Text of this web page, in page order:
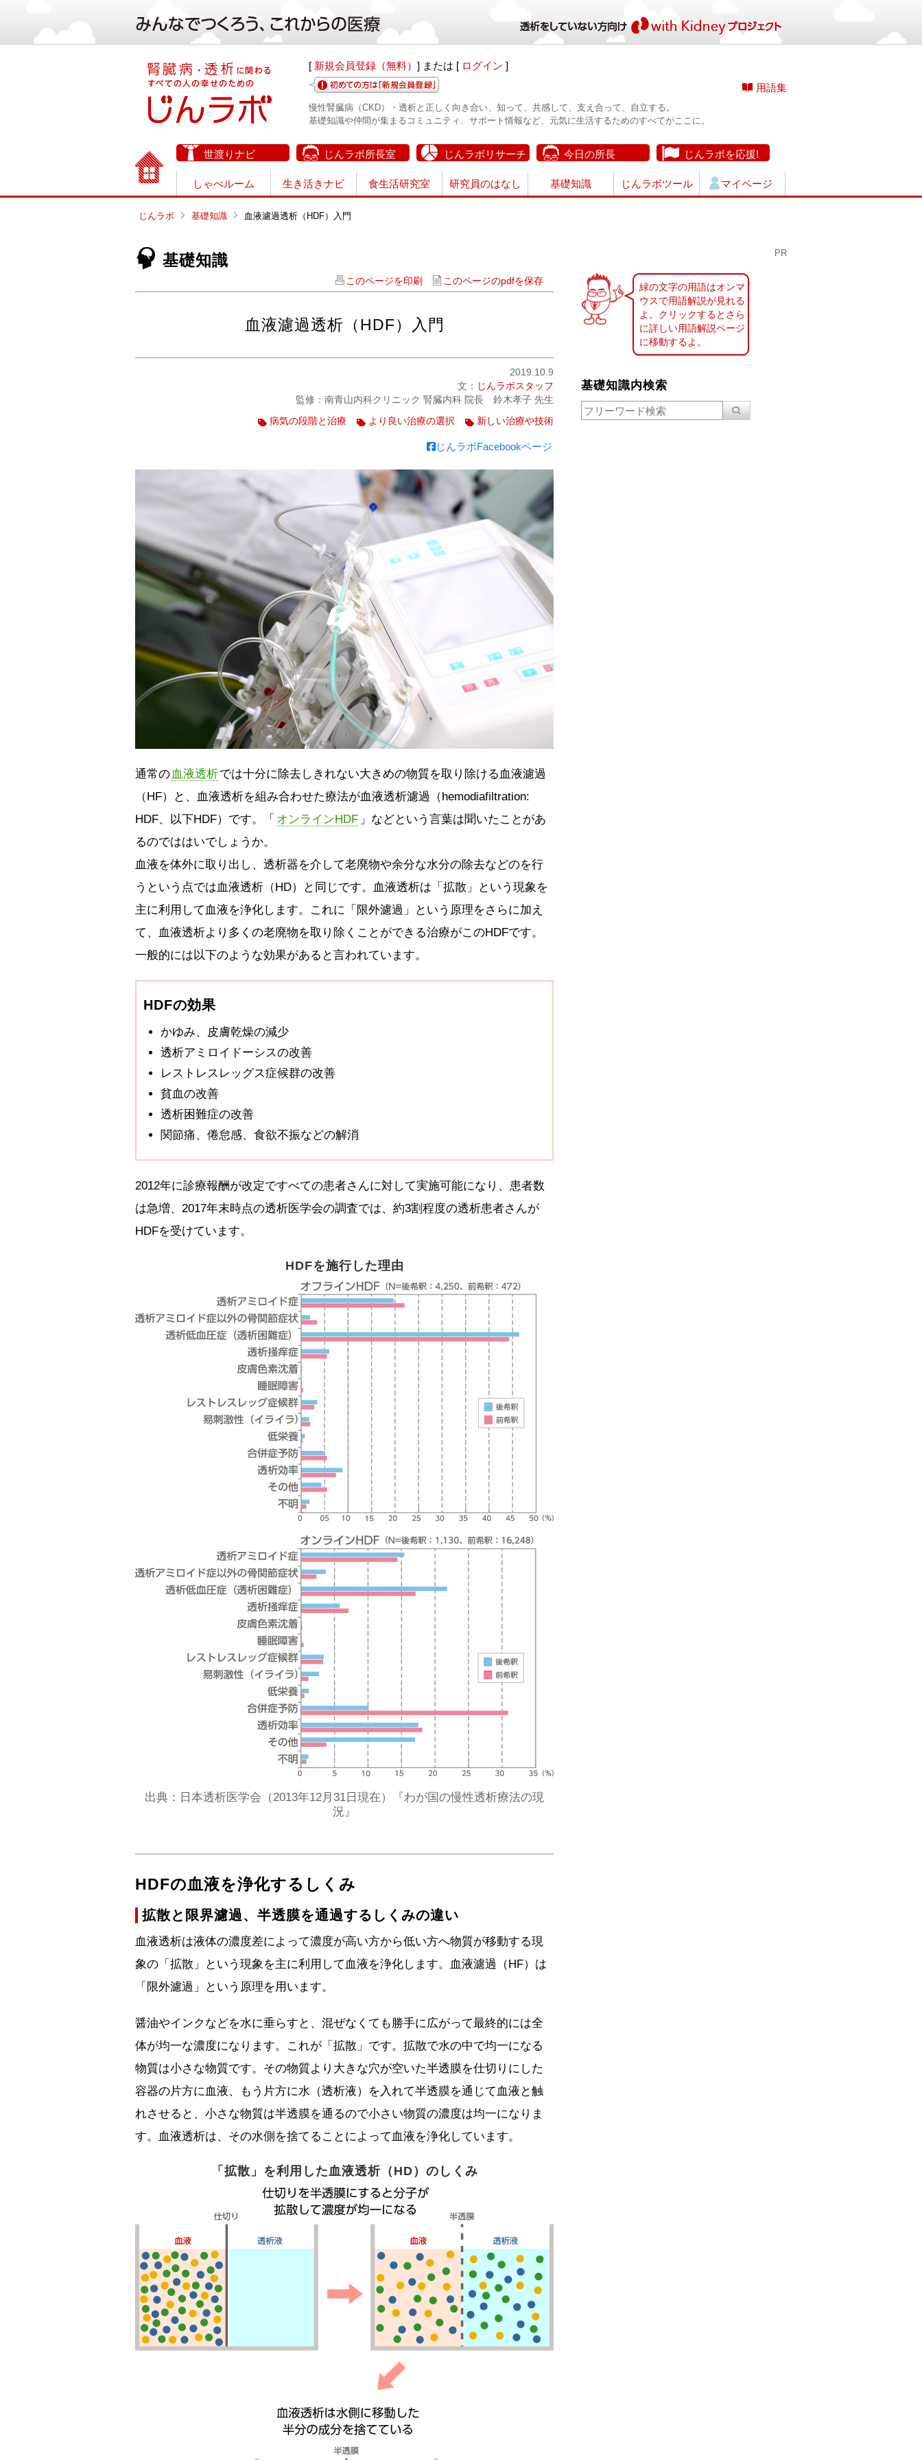
[ 新規会員登録（無料） ] または [ ログイン ]
用語集
慢性腎臓病（CKD）・透析と正しく向き合い、知って、共感して、支え合って、自立する。
基礎知識や仲間が集まるコミュニティ、サポート情報など、元気に生活するためのすべてがここに。
世渡りナビ じんラボ所長室 じんラボリサーチ 今日の所長 じんラボを応援!
しゃべルーム 生き活きナビ 食生活研究室 研究員のはなし 基礎知識 じんラボツール マイページ
じんラボ 基礎知識 血液濾過透析（HDF）入門
基礎知識
このページを印刷 このページのpdfを保存
血液濾過透析（HDF）入門
2019.10.9
文： じんラボスタッフ
監修：南青山内科クリニック 腎臓内科 院長 鈴木孝子 先生
病気の段階と治療 より良い治療の選択 新しい治療や技術
じんラボFacebookページ
通常の 血液透析では十分に除去しきれない大きめの物質を取り除ける血液濾過
（HF）と、血液透析を組み合わせた療法が血液透析濾過（hemodiafiltration:
HDF、以下HDF）です。「 オンラインHDF 」などという言葉は聞いたことがあ
るのでははいでしょうか。
血液を体外に取り出し、透析器を介して老廃物や余分な水分の除去などのを行
うという点では血液透析（HD）と同じです。血液透析は「拡散」という現象を
主に利用して血液を浄化します。これに「限外濾過」という原理をさらに加え
て、血液透析より多くの老廃物を取り除くことができる治療がこのHDFです。
一般的には以下のような効果があると言われています。
HDFの効果
かゆみ、皮膚乾燥の減少
透析アミロイドーシスの改善
レストレスレッグス症候群の改善
貧血の改善
透析困難症の改善
関節痛、倦怠感、食欲不振などの解消
2012年に診療報酬が改定ですべての患者さんに対して実施可能になり、患者数
は急増、2017年末時点の透析医学会の調査では、約3割程度の透析患者さんが
HDFを受けています。
HDFを施行した理由
出典：日本透析医学会（2013年12月31日現在）『わが国の慢性透析療法の現
況』
HDFの血液を浄化するしくみ
拡散と限界濾過、半透膜を通過するしくみの違い
血液透析は液体の濃度差によって濃度が高い方から低い方へ物質が移動する現
象の「拡散」という現象を主に利用して血液を浄化します。血液濾過（HF）は
「限外濾過」という原理を用います。
醤油やインクなどを水に垂らすと、混ぜなくても勝手に広がって最終的には全
体が均一な濃度になります。これが「拡散」です。拡散で水の中で均一になる
物質は小さな物質です。その物質より大きな穴が空いた半透膜を仕切りにした
容器の片方に血液、もう片方に水（透析液）を入れて半透膜を通じて血液と触
れさせると、小さな物質は半透膜を通るので小さい物質の濃度は均一になりま
す。血液透析は、その水側を捨てることによって血液を浄化しています。
「拡散」を利用した血液透析（HD）のしくみ
PR
緑の文字の用語はオンマ
ウスで用語解説が見れる
よ。クリックするとさら
に詳しい用語解説ページ
に移動するよ。
基礎知識内検索